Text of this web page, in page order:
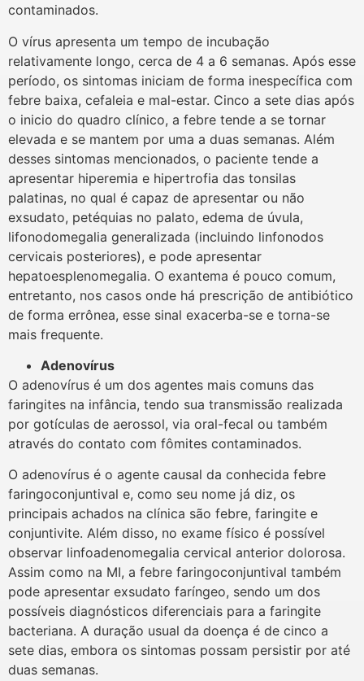
contaminados.
O vírus apresenta um tempo de incubação
relativamente longo, cerca de 4 a 6 semanas. Após esse
período, os sintomas iniciam de forma inespecífica com
febre baixa, cefaleia e mal-estar. Cinco a sete dias após
o inicio do quadro clínico, a febre tende a se tornar
elevada e se mantem por uma a duas semanas. Além
desses sintomas mencionados, o paciente tende a
apresentar hiperemia e hipertrofia das tonsilas
palatinas, no qual é capaz de apresentar ou não
exsudato, petéquias no palato, edema de úvula,
lifonodomegalia generalizada (incluindo linfonodos
cervicais posteriores), e pode apresentar
hepatoesplenomegalia. O exantema é pouco comum,
entretanto, nos casos onde há prescrição de antibiótico
de forma errônea, esse sinal exacerba-se e torna-se
mais frequente.
Adenovírus
O adenovírus é um dos agentes mais comuns das
faringites na infância, tendo sua transmissão realizada
por gotículas de aerossol, via oral-fecal ou também
através do contato com fômites contaminados.
O adenovírus é o agente causal da conhecida febre
faringoconjuntival e, como seu nome já diz, os
principais achados na clínica são febre, faringite e
conjuntivite. Além disso, no exame físico é possível
observar linfoadenomegalia cervical anterior dolorosa.
Assim como na MI, a febre faringoconjuntival também
pode apresentar exsudato faríngeo, sendo um dos
possíveis diagnósticos diferenciais para a faringite
bacteriana. A duração usual da doença é de cinco a
sete dias, embora os sintomas possam persistir por até
duas semanas.